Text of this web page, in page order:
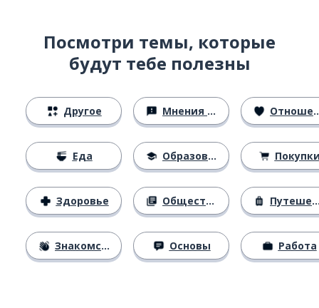
Посмотри темы, которые
будут тебе полезны
Другое
Еда
Здоровье
Знакомство
Мнения и убеждения
Образование
Общество
Основы
Отношения
Путешествия
Работа